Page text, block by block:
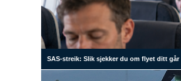
SAS-streik: Slik sjekker du om flyet ditt går